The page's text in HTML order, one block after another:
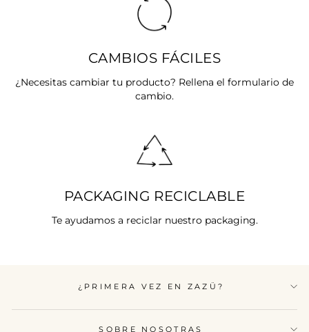
CAMBIOS FÁCILES
¿Necesitas cambiar tu producto? Rellena el formulario de
cambio.
PACKAGING RECICLABLE
Te ayudamos a reciclar nuestro packaging.
¿PRIMERA VEZ EN ZAZÜ?
SOBRE NOSOTRAS